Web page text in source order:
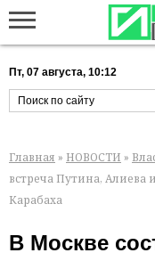
Пт, 07 августа, 10:12
Главная » НОВОСТИ »
встреча Путина,
Карабаха
В Москве